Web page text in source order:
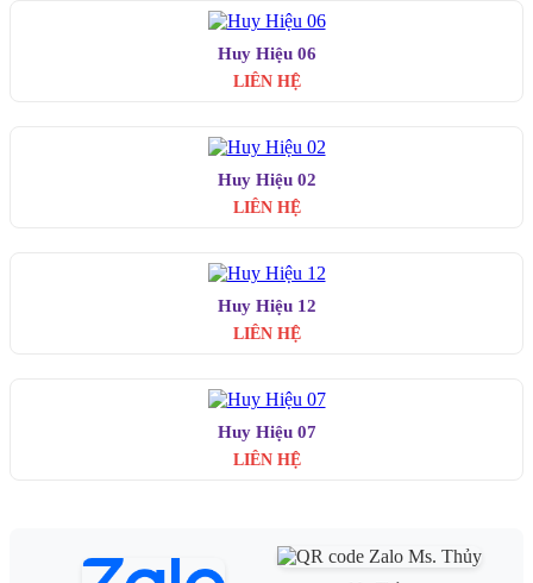
Huy Hiệu 06
LIÊN HỆ
Huy Hiệu 02
LIÊN HỆ
Huy Hiệu 12
LIÊN HỆ
Huy Hiệu 07
LIÊN HỆ